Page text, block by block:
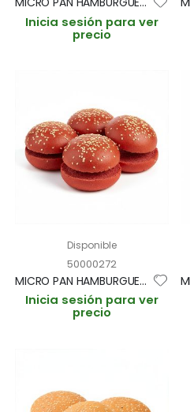
Inicia sesión para ver
precio
Disponible
50000272
MICRO PAN HAMBURGUESA ROJO 5cm/15gr (CAJA 189und)
Inicia sesión para ver
precio